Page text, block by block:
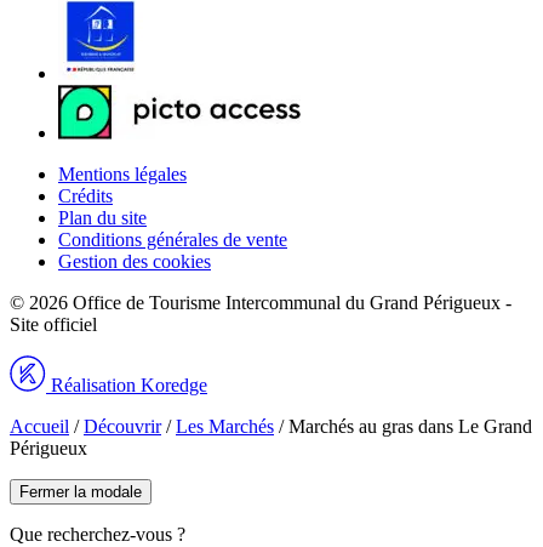
Mentions légales
Crédits
Plan du site
Conditions générales de vente
Gestion des cookies
© 2026 Office de Tourisme Intercommunal du Grand Périgueux -
Site officiel
Réalisation Koredge
Accueil /Découvrir/Les Marchés /Marchés au gras dans Le Grand
Périgueux
Fermer la modale
Que recherchez-vous ?